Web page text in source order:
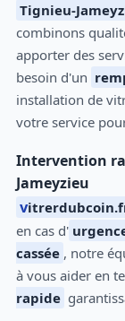
Tignieu-
combinons
apporter des
besoin d'un
installation de
votre service
Intervention
Jameyzieu
en cas d'
cassée , notre
à vous aider en
rapide